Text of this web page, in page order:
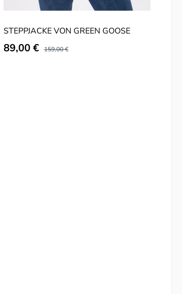
STEPPJACKE VON GREEN GOOSE
Verkaufspreis:
89,00 € Regulärer Preis:
159,00 €